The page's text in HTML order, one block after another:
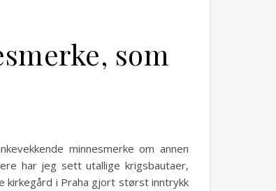
som
minnesmerke om annen
har jeg sett utallige krigsbautaer,
kirkegård i Praha gjort størst inntrykk